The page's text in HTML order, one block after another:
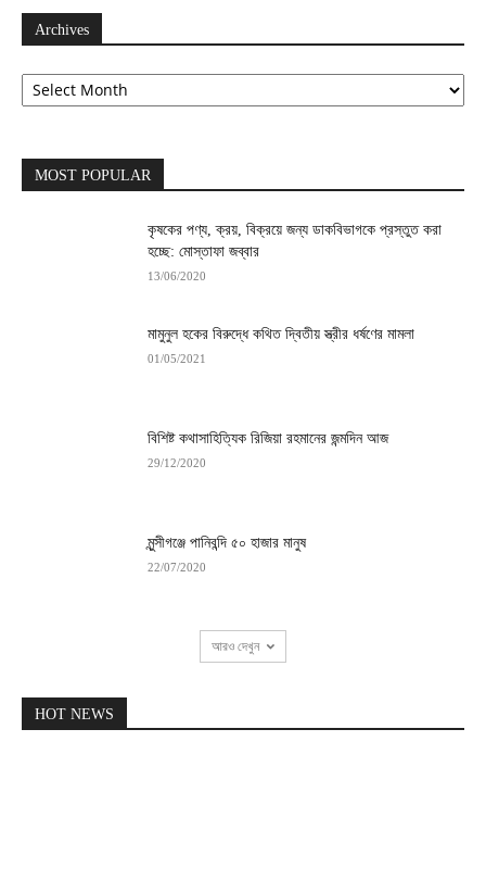
Archives
Archives
MOST POPULAR
কৃষকের পণ্য, ক্রয়, বিক্রয়ে জন্য ডাকবিভাগকে প্রস্তুত করা
হচ্ছে: মোস্তাফা জব্বার
13/06/2020
মামুনুল হকের বিরুদ্ধে কথিত দ্বিতীয় স্ত্রীর ধর্ষণের মামলা
01/05/2021
বিশিষ্ট কথাসাহিত্যিক রিজিয়া রহমানের জন্মদিন আজ
29/12/2020
মুন্সীগঞ্জে পানিবন্দি ৫০ হাজার মানুষ
22/07/2020
আরও দেখুন
HOT NEWS